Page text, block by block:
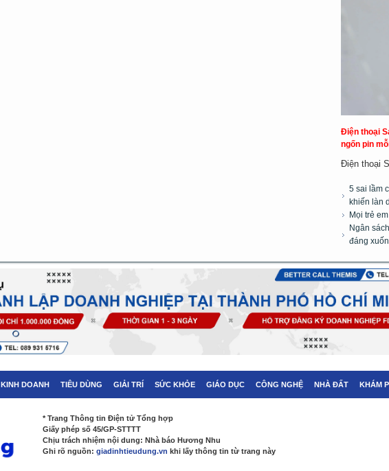
Điện thoại
ngốn pin
Điện thoại
5 sai lầm
khiến làn
Mọi trẻ
Ngân
đáng
KINH DOANH TIÊU DÙNG GIẢI TRÍ SỨC KHỎE GIÁO DỤC CÔNG NGHỆ NHÀ ĐẤT KHÁM
* Trang Thông tin Điện tử Tổng hợp
Giấy phép số 45/GP-STTTT
Chịu trách nhiệm nội dung: Nhà báo Hương Nhu
Ghi rõ nguồn: giadinhtieudung.vn khi lấy thông tin từ trang này